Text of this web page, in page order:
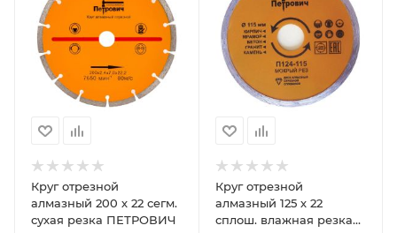
Круг отрезной
алмазный 200 х 22 сегм.
сухая резка ПЕТРОВИЧ
Круг отрезной
алмазный 125 х 22
сплош. влажная резка